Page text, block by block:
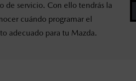
de servicio. Con ello tendrás la
cuándo programar el
adecuado para tu Mazda.